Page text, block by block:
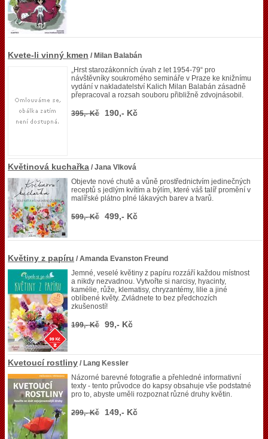
Kvete-li vinný kmen / Milan Balabán
„Hrst starozákonních úvah z let 1954-79“ pro
návštěvníky soukromého semináře v Praze ke knižnímu
vydání v nakladatelství Kalich Milan Balabán zásadně
přepracoval a rozsah souboru přibližně zdvojnásobil.
395,- Kč 190,- Kč
Květinová kuchařka / Jana Vlková
Objevte nové chutě a vůně prostřednictvím jedinečných
receptů s jedlým kvítím a býlím, které váš talíř promění v
malířské plátno plné lákavých barev a tvarů.
599,- Kč 499,- Kč
Květiny z papíru / Amanda Evanston Freund
Jemné, veselé květiny z papíru rozzáří každou místnost
a nikdy nezvadnou. Vytvořte si narcisy, hyacinty,
kamélie, růže, klematisy, chryzantémy, lilie a jiné
oblíbené květy. Zvládnete to bez předchozích
zkušeností!
199,- Kč 99,- Kč
Kvetoucí rostliny / Lang Kessler
Názorné barevné fotografie a přehledné informativní
texty - tento průvodce do kapsy obsahuje vše podstatné
pro to, abyste uměli rozpoznat různé druhy květin.
299,- Kč 149,- Kč